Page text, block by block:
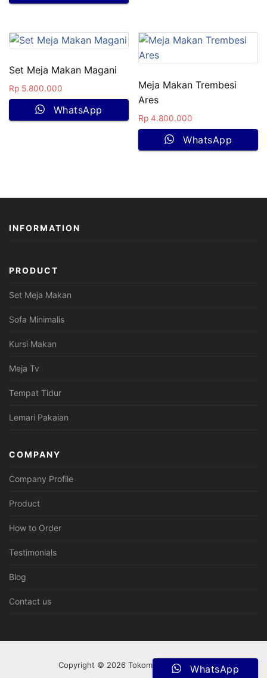
Set Meja Makan Magani
Rp 5.800.000
WhatsApp
Meja Makan Trembesi
Ares
Rp 4.800.000
WhatsApp
INFORMATION
PRODUCT
Set Meja Makan
Sofa Minimalis
Kursi Makan
Meja Tv
Tempat Tidur
Lemari Pakaian
COMPANY
Company Profile
Product
How to Order
Testimonials
Blog
Contact us
Copyright © 2026 Tokomebeljepara.comWhatsApp